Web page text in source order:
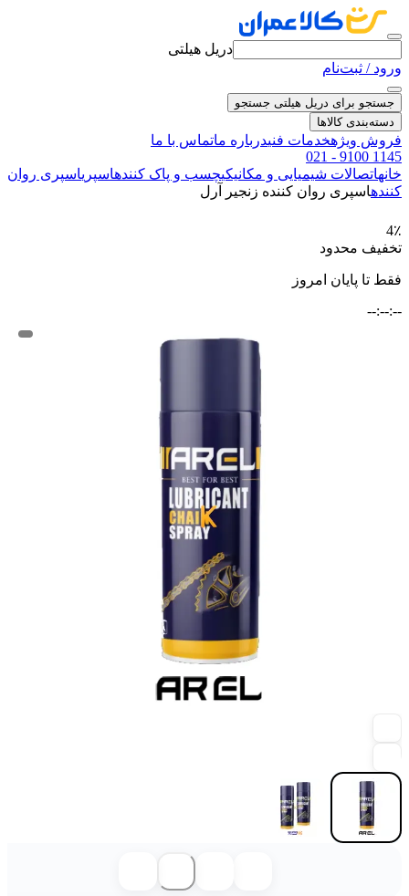
دریل هیلتی
ورود / ثبت‌نام
جستجو برای دریل هیلتی جستجو
دسته‌بندی کالاها
فروش ویژهخدمات فنیدرباره ماتماس با ما
021 - 9100 1145
خانهاتصالات شیمیایی و مکانیکیچسب و پاک کنندهاسپریاسپری روان
کنندهاسپری روان کننده زنجیر آرل
4٪
تخفیف محدود
فقط تا پایان امروز
--:--:--